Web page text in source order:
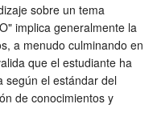
sobre un tema
implica generalmente la
a menudo culminando en
que el estudiante ha
según el estándar del
de conocimientos y